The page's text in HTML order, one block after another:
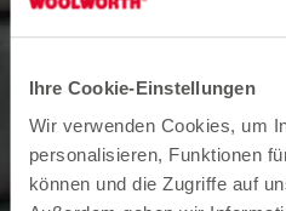
Ihre Cookie-Einstellungen
Wir verwenden Cookies, um
personalisieren, Funktionen
können und die Zugriffe auf